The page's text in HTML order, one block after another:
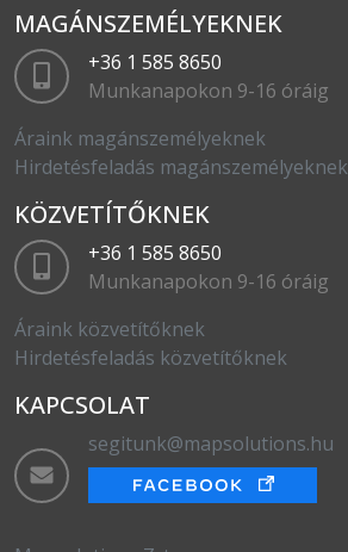
MAGÁNSZEMÉLYEKNEK
+36 1 585 8650
Munkanapokon 9-16 óráig
Áraink magánszemélyeknek
Hirdetésfeladás magánszemélyeknek
KÖZVETÍTŐKNEK
+36 1 585 8650
Munkanapokon 9-16 óráig
Áraink közvetítőknek
Hirdetésfeladás közvetítőknek
KAPCSOLAT
segitunk@mapsolutions.hu